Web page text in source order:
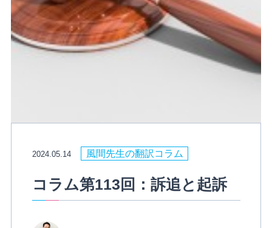
2024.05.14 風間先生の翻訳コラム
コラム第113回：訴追と起訴